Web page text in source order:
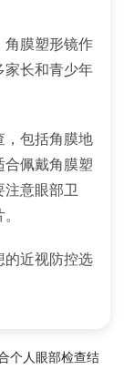
角膜塑形镜作
家长和青少年
，包括角膜地
合佩戴角膜塑
意眼部卫
的近视防控选
个人眼部检查结